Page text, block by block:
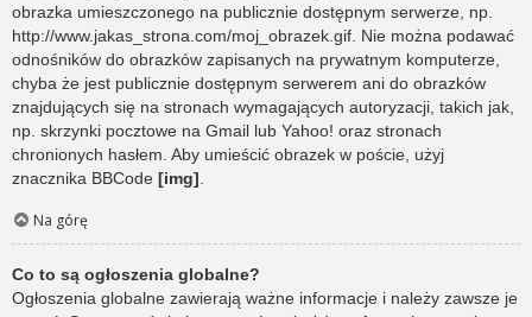
obrazka umieszczonego na publicznie dostępnym serwerze, np.
http://www.jakas_strona.com/moj_obrazek.gif. Nie można podawać
odnośników do obrazków zapisanych na prywatnym komputerze,
chyba że jest publicznie dostępnym serwerem ani do obrazków
znajdujących się na stronach wymagających autoryzacji, takich jak,
np. skrzynki pocztowe na Gmail lub Yahoo! oraz stronach
chronionych hasłem. Aby umieścić obrazek w poście, użyj
znacznika BBCode [img].
Na górę
Co to są ogłoszenia globalne?
Ogłoszenia globalne zawierają ważne informacje i należy zawsze je